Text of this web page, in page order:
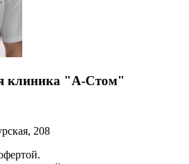
клиника "А-Стом"
208